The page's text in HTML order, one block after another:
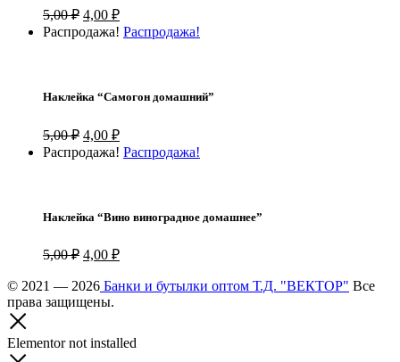
5,00₽ Первоначальная
цена
составляла
4,00 ₽Текущая
цена:
Распродажа! Распродажа!
Наклейка “Самогон домашний”
5,00₽ Первоначальная
цена
составляла
4,00 ₽Текущая
цена:
Распродажа! Распродажа!
Наклейка “Вино виноградное домашнее”
5,00₽ Первоначальная
составляла
5,00 ₽.
4,00 ₽Текущая
4,00 ₽.
© 2021 — 2026 Банки и бутылки оптом Т.Д. "ВЕКТОР" Все
права защищены.
Elementor not installed